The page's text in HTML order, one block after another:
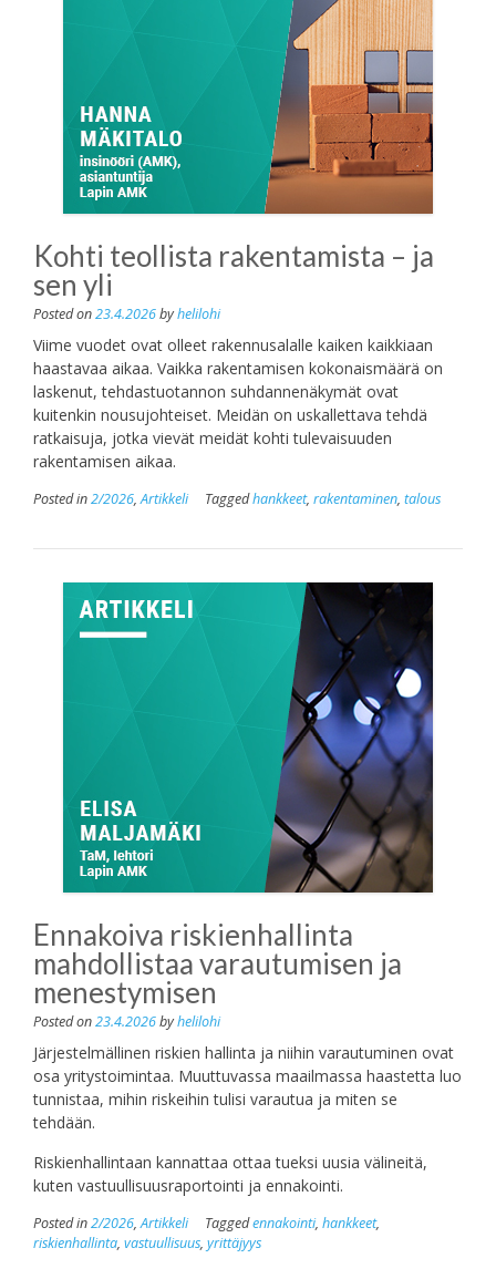
Kohti teollista rakentamista – ja
sen yli
Posted on23.4.2026byhelilohi
Viime vuodet ovat olleet rakennusalalle kaiken kaikkiaan
haastavaa aikaa. Vaikka rakentamisen kokonaismäärä on
laskenut, tehdastuotannon suhdannenäkymät ovat
kuitenkin nousujohteiset. Meidän on uskallettava tehdä
ratkaisuja, jotka vievät meidät kohti tulevaisuuden
rakentamisen aikaa.
Posted in2/2026,Artikkeli Taggedhankkeet, rakentaminen, talous
Ennakoiva riskienhallinta
mahdollistaa varautumisen ja
menestymisen
Posted on23.4.2026byhelilohi
Järjestelmällinen riskien hallinta ja niihin varautuminen ovat
osa yritystoimintaa. Muuttuvassa maailmassa haastetta luo
tunnistaa, mihin riskeihin tulisi varautua ja miten se
tehdään.
Riskienhallintaan kannattaa ottaa tueksi uusia välineitä,
kuten vastuullisuusraportointi ja ennakointi.
Posted in2/2026,Artikkeli Taggedennakointi, hankkeet,
riskienhallinta, vastuullisuus, yrittäjyys